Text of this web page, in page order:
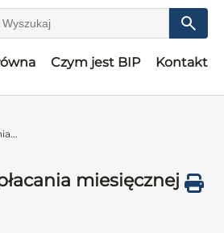
Wyszukaj
Czym jest BIP Kontakt
miesięcznej